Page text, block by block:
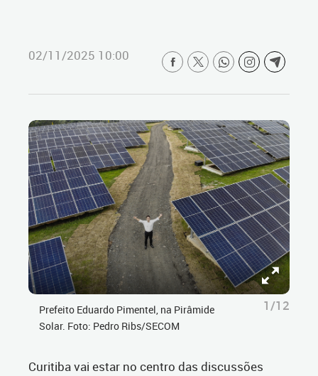
02/11/2025 10:00
Prefeito Eduardo Pimentel, na Pirâmide
Solar. Foto: Pedro Ribs/SECOM
1/12
Curitiba vai estar no centro das discussões